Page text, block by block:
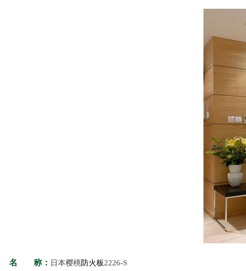
名 称： 日本樱桃防火板2226-S